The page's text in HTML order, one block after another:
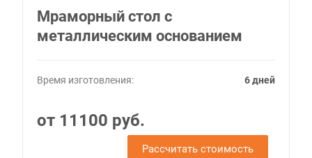
Мраморный стол с
металлическим основанием
Время изготовления: 6 дней
от 11100 руб.
Рассчитать стоимость